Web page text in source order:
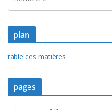
plan
table des matières
pages